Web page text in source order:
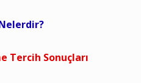
Tercih Sonuçları